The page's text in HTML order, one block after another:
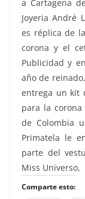
a Cartagena
Joyeria André
es réplica de
corona y el
Publicidad y
año de
entrega un kit
para la corona
de Colombia
Primatela le
parte del
Miss Universo,
Comparte esto: